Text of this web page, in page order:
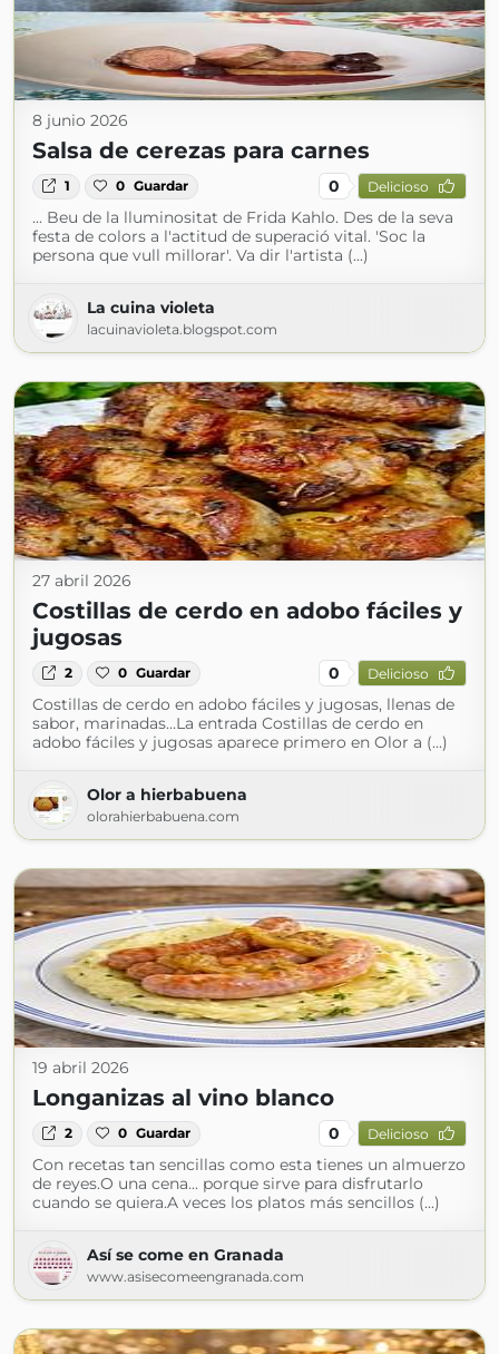
8 junio 2026
Salsa de cerezas para carnes
1 0 Guardar 0 Delicioso
... Beu de la lluminositat de Frida Kahlo. Des de la seva
festa de colors a l'actitud de superació vital. 'Soc la
persona que vull millorar'. Va dir l'artista (...)
La cuina violeta
lacuinavioleta.blogspot.com
27 abril 2026
Costillas de cerdo en adobo fáciles y
jugosas
2 0 Guardar 0 Delicioso
Costillas de cerdo en adobo fáciles y jugosas, llenas de
sabor, marinadas…La entrada Costillas de cerdo en
adobo fáciles y jugosas aparece primero en Olor a (...)
Olor a hierbabuena
olorahierbabuena.com
19 abril 2026
Longanizas al vino blanco
2 0 Guardar 0 Delicioso
Con recetas tan sencillas como esta tienes un almuerzo
de reyes.O una cena... porque sirve para disfrutarlo
cuando se quiera.A veces los platos más sencillos (...)
Así se come en Granada
www.asisecomeengranada.com